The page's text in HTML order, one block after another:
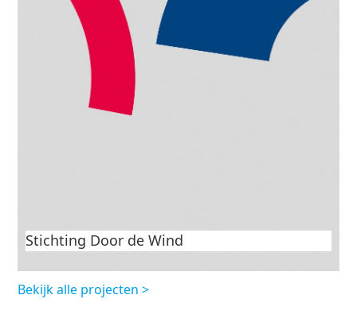
Stichting Door de Wind
Havenconcerten Schouwen-Duiveland 2025
Bekijk alle projecten >